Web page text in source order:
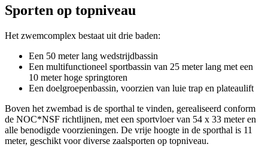
Sporten op topniveau
Het zwemcomplex bestaat uit drie baden:
Een 50 meter lang wedstrijdbassin
Een multifunctioneel sportbassin van 25 meter lang met een
10 meter hoge springtoren
Een doelgroepenbassin, voorzien van luie trap en plateaulift
Boven het zwembad is de sporthal te vinden, gerealiseerd conform
de NOC*NSF richtlijnen, met een sportvloer van 54 x 33 meter en
alle benodigde voorzieningen. De vrije hoogte in de sporthal is 11
meter, geschikt voor diverse zaalsporten op topniveau.